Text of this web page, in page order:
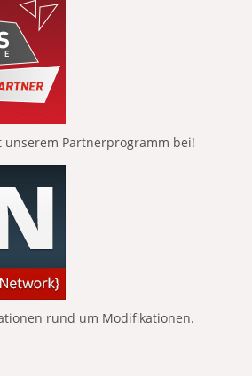
unserem Partnerprogramm bei!
rund um Modifikationen.